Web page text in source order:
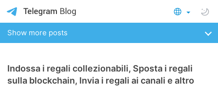
Show more posts
Indossa i regali collezionabili, Sposta i regali
sulla blockchain, Invia i regali ai canali e altro